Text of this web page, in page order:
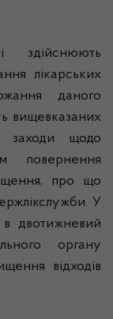
здійснюють
лікарських
даного
вищевказаних
заходи щодо
повернення
про що
У
в двотижневий
органу
відходів